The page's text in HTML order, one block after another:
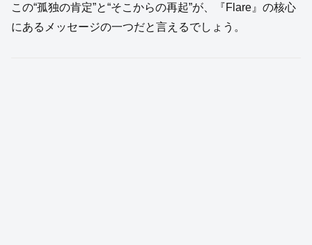
この“孤独の肯定”と“そこからの再起”が、『Flare』の核心
にあるメッセージの一つだと言えるでしょう。